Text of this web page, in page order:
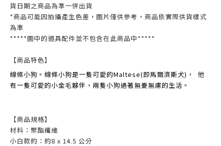
貨日期之商品為準一併出貨
*商品可能因拍攝產生色差，圖片僅供參考，商品依實際供貨樣式
為準
*****圖中的道具配件並不包含在此商品中*****
【商品特色】
線條小狗。線條小狗是一隻可愛的Maltese(即馬爾濟斯犬)， 他
有一隻可愛的小金毛夥伴，兩隻小狗過著無憂無慮的生活。
【商品規格】
材料：聚酯纖維
小白款約：約8 x 14.5 公分